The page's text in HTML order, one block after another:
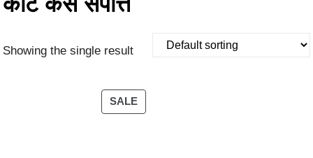
Showing the single result
SALEPRODUCT